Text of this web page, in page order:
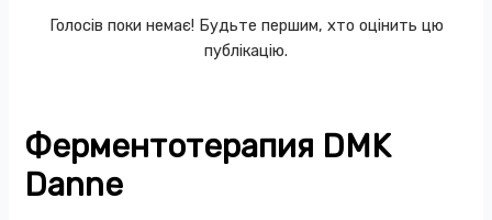
Голосів поки немає! Будьте першим, хто оцінить цю
публікацію.
Ферментотерапия DMK
Danne